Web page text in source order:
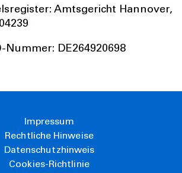
Amtsgericht Hannover,
Nummer: DE264920698
Impressum
Rechtliche Hinweise
Datenschutzhinweis
Cookies-Richtlinie